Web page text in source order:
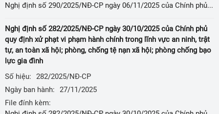
Nghị định số 290/2025/NĐ-CP ngày 06/11/2025 của Chính phủ quy định về xử phạt vi phạm hành chính trong lĩnh vực tài nguyên nước
Nghị định số 282/2025/NĐ-CP ngày 30/10/2025 của Chính phủ
quy định xử phạt vi phạm hành chính trong lĩnh vực an ninh, trật
tự, an toàn xã hội; phòng, chống tệ nạn xã hội; phòng chống bạo
lực gia đình
Số hiệu:
282/2025/NĐ-CP
Ngày ban hành:
27/11/2025
File đính kèm: